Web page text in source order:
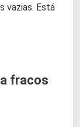
vazias. Está
fracos